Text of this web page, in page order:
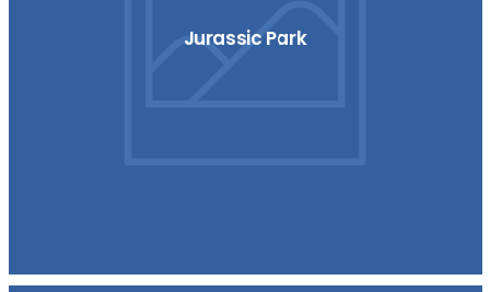
Jurassic Park